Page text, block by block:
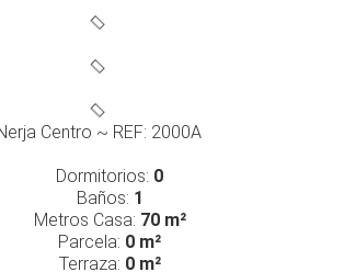
Centro ~ REF: 2000A
Dormitorios: 0
Baños: 1
Metros Casa: 70 m²
Parcela: 0 m²
Terraza: 0 m²